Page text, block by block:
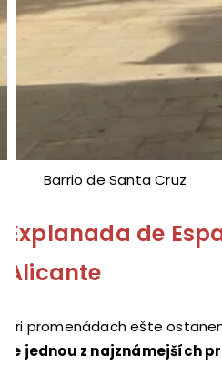
Barrio de Santa Cruz
Explanada de
Alicante
Pri promenádach ešte
je jednou z najznámejších